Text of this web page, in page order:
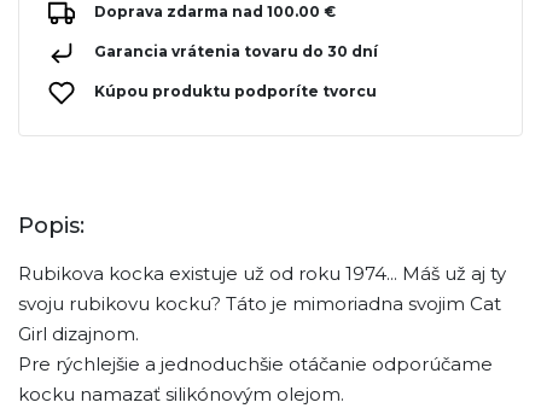
Doprava zdarma nad 100.00 €
Garancia vrátenia tovaru do 30 dní
Kúpou produktu podporíte tvorcu
Popis:
Rubikova kocka existuje už od roku 1974... Máš už aj ty
svoju rubikovu kocku? Táto je mimoriadna svojim Cat
Girl dizajnom.
Pre rýchlejšie a jednoduchšie otáčanie odporúčame
kocku namazať silikónovým olejom.